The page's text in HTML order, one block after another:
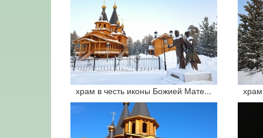
храм в честь иконы Божией Мате...